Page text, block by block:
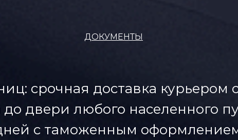
ДОКУМЕНТЫ
срочная доставка курьером
до двери любого населенного
с таможенным